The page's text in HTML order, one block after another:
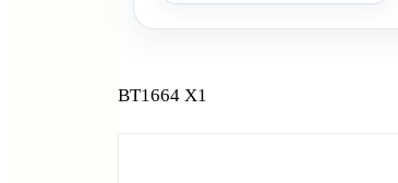
BT1664 X1